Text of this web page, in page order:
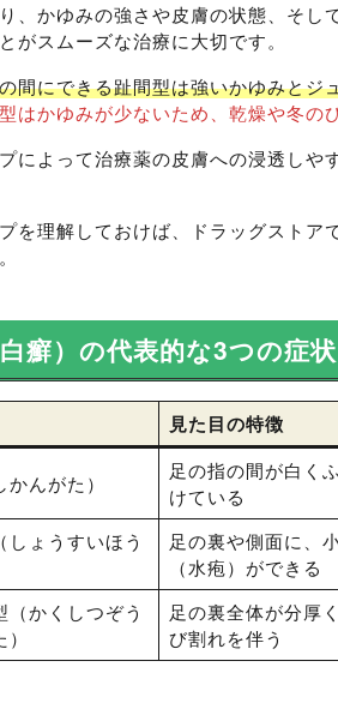
、かゆみの強さや皮膚の状態、そ
がスムーズな治療に大切です。
間にできる趾間型は強いかゆみとジ
はかゆみが少ないため、乾燥や冬の
によって治療薬の皮膚への浸透しや
を理解しておけば、ドラッグスト
癬）の代表的な3つの症
見た目の特徴
んがた）
足の指の間が白く
けている
しょうすいほう
足の裏や側面に、
（水疱）ができる
（かくしつぞう
足の裏全体が分厚
び割れを伴う